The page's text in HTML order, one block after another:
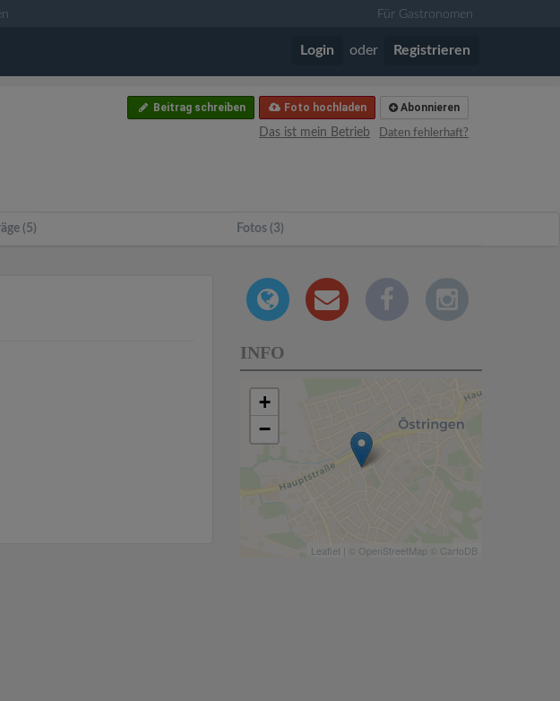
Für Gastronomen
Login oder Registrieren
Abonnieren
Foto hochladen
Beitrag schreiben
Daten fehlerhaft?
Das ist mein Betrieb
(5) Fotos (3)
INFO
+
−
Leaflet | © OpenStreetMap © CartoDB